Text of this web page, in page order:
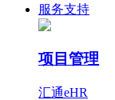
服务支持
项目管理
汇通eHR